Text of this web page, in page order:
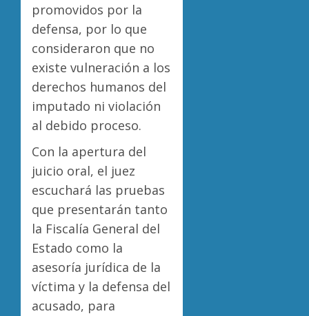
promovidos por la
defensa, por lo que
consideraron que no
existe vulneración a los
derechos humanos del
imputado ni violación
al debido proceso.
Con la apertura del
juicio oral, el juez
escuchará las pruebas
que presentarán tanto
la Fiscalía General del
Estado como la
asesoría jurídica de la
víctima y la defensa del
acusado, para